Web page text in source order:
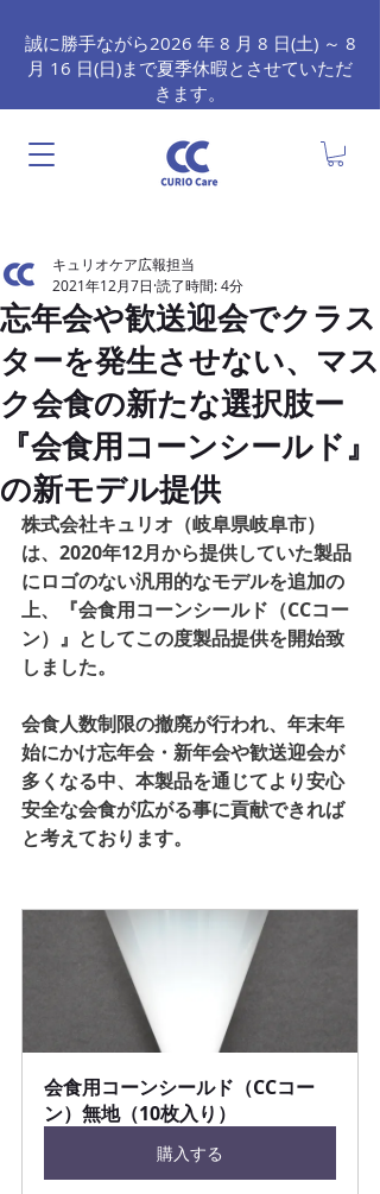
誠に勝手ながら2026 年 8 月 8 日(土) ～ 8
月 16 日(日)まで夏季休暇とさせていただ
きます。
忘年会や歓送迎会でクラス
ターを発生させない、マス
ク会食の新たな選択肢ー
『会食用コーンシールド』
の新モデル提供
キュリオケア広報担当
2021年12月7日 読了時間: 4分
株式会社キュリオ（岐阜県岐阜市）
は、2020年12月から提供していた製品
にロゴのない汎用的なモデルを追加の
上、『会食用コーンシールド（CCコー
ン）』としてこの度製品提供を開始致
しました。
会食人数制限の撤廃が行われ、年末年
始にかけ忘年会・新年会や歓送迎会が
多くなる中、本製品を通じてより安心
安全な会食が広がる事に貢献できれば
と考えております。
会食用コーンシールド（CCコー
ン）無地（10枚入り）
購入する